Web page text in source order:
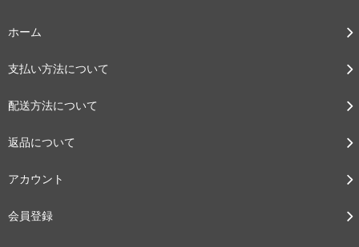
ホーム
支払い方法について
配送方法について
返品について
アカウント
会員登録